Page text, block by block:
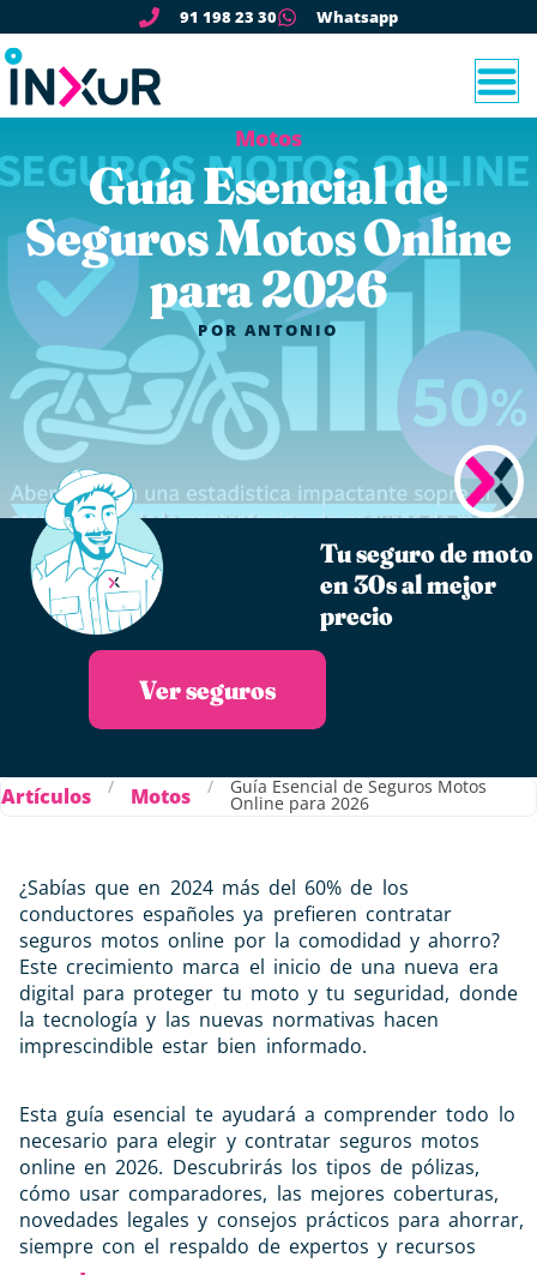
91 198 23 30 Whatsapp
Motos
Guía Esencial de
Seguros Motos Online
para 2026
POR ANTONIO
Tu seguro de moto
en 30s al mejor
precio
Ver seguros
Artículos / Motos / Guía Esencial de Seguros Motos
Online para 2026
¿Sabías que en 2024 más del 60% de los
conductores españoles ya prefieren contratar
seguros motos online por la comodidad y ahorro?
Este crecimiento marca el inicio de una nueva era
digital para proteger tu moto y tu seguridad, donde
la tecnología y las nuevas normativas hacen
imprescindible estar bien informado.
Esta guía esencial te ayudará a comprender todo lo
necesario para elegir y contratar seguros motos
online en 2026. Descubrirás los tipos de pólizas,
cómo usar comparadores, las mejores coberturas,
novedades legales y consejos prácticos para ahorrar,
siempre con el respaldo de expertos y recursos